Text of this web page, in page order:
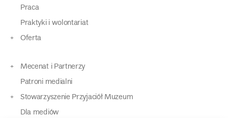
Praca
Praktyki i wolontariat
Oferta
Mecenat i Partnerzy
Patroni medialni
Stowarzyszenie Przyjaciół Muzeum
Dla mediów